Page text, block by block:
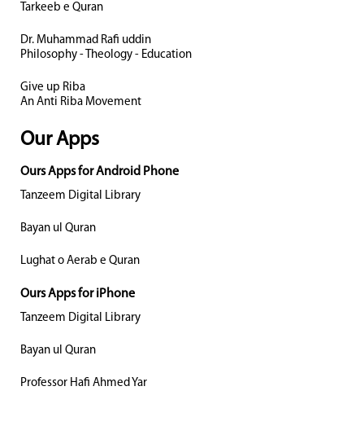
Tarkeeb e Quran
Dr. Muhammad Rafi uddin
Philosophy - Theology - Education
Give up Riba
An Anti Riba Movement
Our Apps
Ours Apps for Android Phone
Tanzeem Digital Library
Bayan ul Quran
Lughat o Aerab e Quran
Ours Apps for iPhone
Tanzeem Digital Library
Bayan ul Quran
Professor Hafi Ahmed Yar